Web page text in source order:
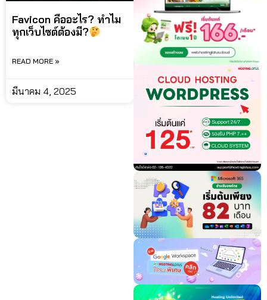
Favicon คืออะไร? ทำไม
ทุกเว็บไซต์ต้องมี?
READ MORE »
มีนาคม 4, 2025